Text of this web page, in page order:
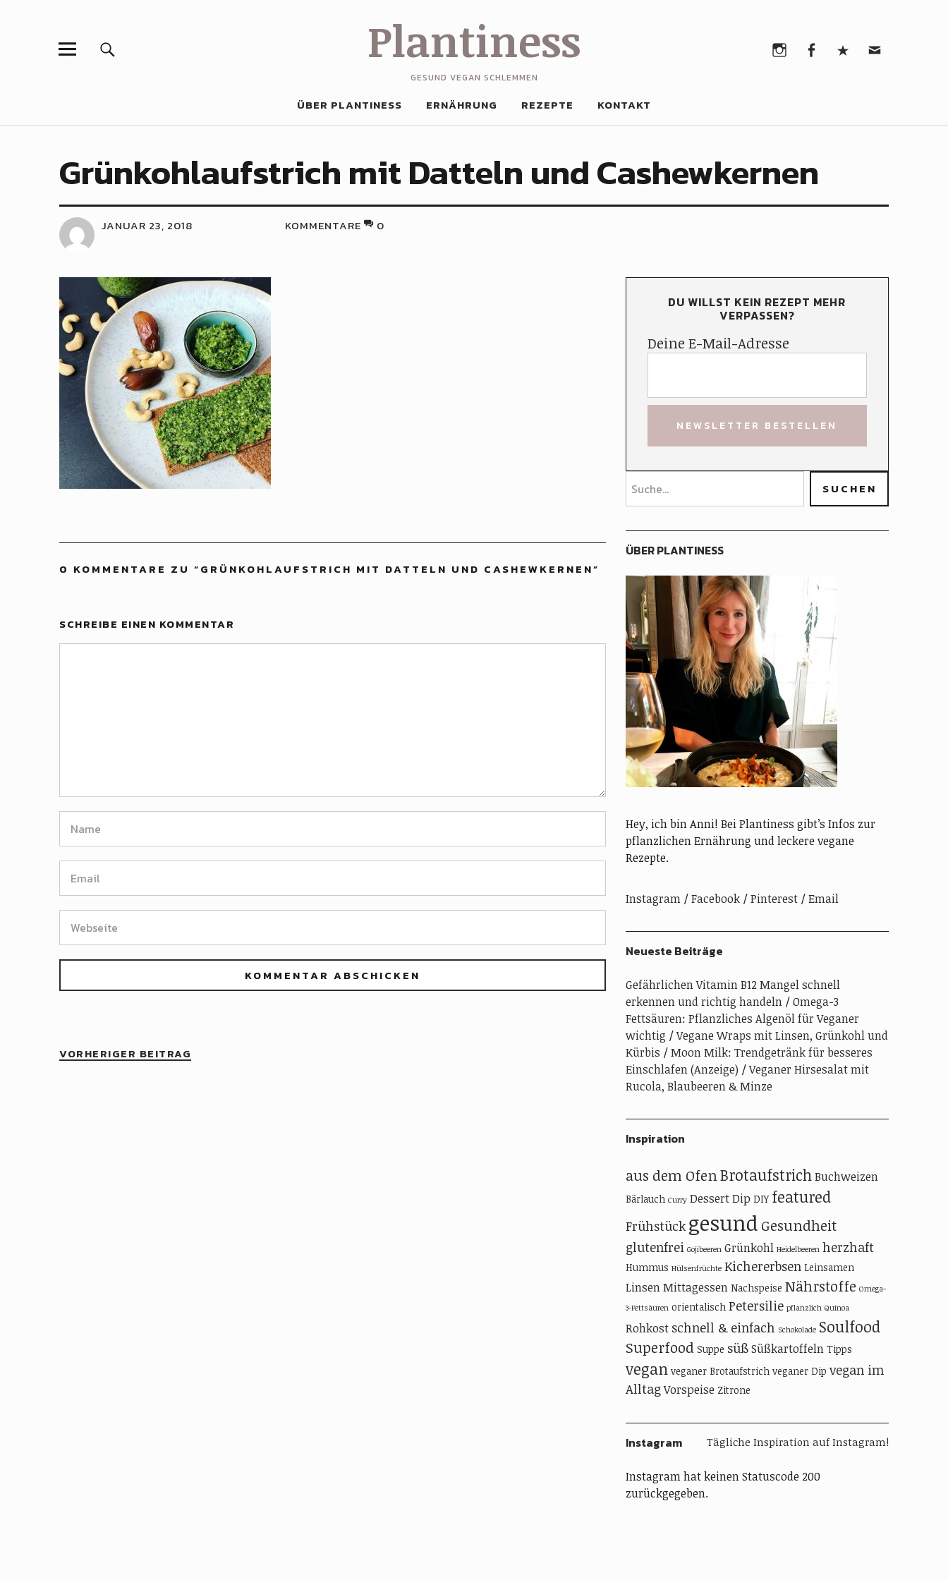
Plantiness
GESUND VEGAN SCHLEMMEN
ÜBER PLANTINESS ERNÄHRUNG REZEPTE KONTAKT
Grünkohlaufstrich mit Datteln und Cashewkernen
JANUAR 23, 2018 KOMMENTARE 0
0 KOMMENTARE ZU “GRÜNKOHLAUFSTRICH MIT DATTELN UND CASHEWKERNEN”
SCHREIBE EINEN KOMMENTAR
VORHERIGER BEITRAG
DU WILLST KEIN REZEPT MEHR
VERPASSEN?
Deine E-Mail-Adresse
ÜBER PLANTINESS
Hey, ich bin Anni! Bei Plantiness gibt’s Infos zur
pflanzlichen Ernährung und leckere vegane
Rezepte.
Instagram Facebook Pinterest Email
Neueste Beiträge
Gefährlichen Vitamin B12 Mangel schnell
erkennen und richtig handeln
Omega-3
Fettsäuren: Pflanzliches Algenöl für Veganer
wichtig
Vegane Wraps mit Linsen, Grünkohl und
Kürbis
Moon Milk: Trendgetränk für besseres
Einschlafen (Anzeige)
Veganer Hirsesalat mit
Rucola, Blaubeeren & Minze
Inspiration
aus dem OfenBrotaufstrichBuchweizen
Bärlauch Curry DessertDip DIY featured
Frühstück gesund Gesundheit
glutenfrei Gojibeeren Grünkohl Heidelbeeren herzhaft
Hummus Hülsenfrüchte Kichererbsen Leinsamen
LinsenMittagessen Nachspeise Nährstoffe Omega-
3-Fettsäuren orientalisch Petersilie pflanzlich Quinoa
Rohkost schnell & einfach Schokolade Soulfood
Superfood Suppe süßSüßkartoffeln Tipps
vegan veganer Brotaufstrich veganer Dip vegan im
AlltagVorspeise Zitrone
Instagram
Instagram hat keinen Statuscode 200
zurückgegeben.
Tägliche Inspiration auf Instagram!